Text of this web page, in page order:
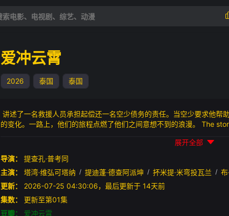
爱冲云霄
2026 泰国 泰国
讲述了一名救援人员承担起偿还一名空少债务的责任。当空少要求他帮
的变化。一路上，他们的旅程点燃了他们之间意想不到的浪漫。 The
is help to investigate whether his boyfriend is cheating. Along the
between them.
展开全部
导演：
提查孔·普考同
主演：
塔湾·维弘可塔纳 / 提迪蓬·德查阿派坤 / 抔米提·米弯投瓦兰 / 布
更新：
2026-07-25 04:30:06，最后更新于 14天前
集数：
更新至第01集
豆瓣：
爱冲云霄